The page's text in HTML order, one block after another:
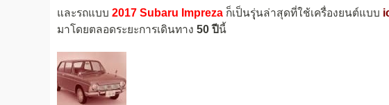
และรถแบบ 2017 Subaru Impreza ก็เป็นรุุ่นล่าสุดที่ใช้เครื่องยนต์แบบ
มาโดยตลอดระยะการเดินทาง 50 ปีนี้